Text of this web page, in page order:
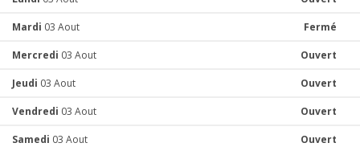
Mardi 03 Aout Fermé
Mercredi 03 Aout Ouvert
Jeudi 03 Aout Ouvert
Vendredi 03 Aout Ouvert
Samedi 03 Aout Ouvert